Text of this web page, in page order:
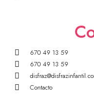
670 49 13 59
670 49 13 59
Contacto